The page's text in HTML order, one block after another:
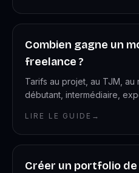
Combien gagne un
freelance ?
Tarifs au projet, au TJM, au
débutant, intermédiaire,
LIRE LE GUIDE →
Créer un portfolio